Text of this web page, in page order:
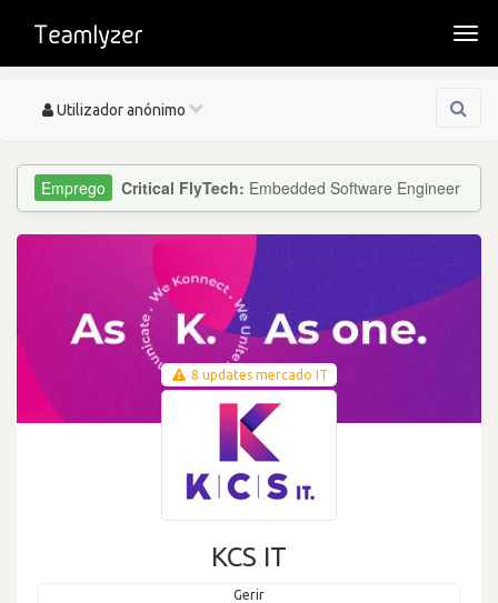
Toggle
Utilizador anónimo
Critical FlyTech: Embedded Software Engineer
8 updates mercado IT
KCS IT
Gerir